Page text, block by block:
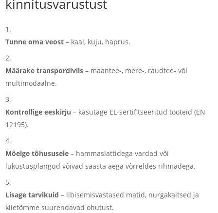
kinnitusvarustust
Tunne oma veost – kaal, kuju, haprus.
Määrake transpordiviis – maantee-, mere-, raudtee- või
multimodaalne.
Kontrollige eeskirju – kasutage EL-sertifitseeritud tooteid (EN
12195).
Mõelge tõhususele – hammaslattidega vardad või
lukustusplangud võivad säästa aega võrreldes rihmadega.
Lisage tarvikuid – libisemisvastased matid, nurgakaitsed ja
kiletõmme suurendavad ohutust.